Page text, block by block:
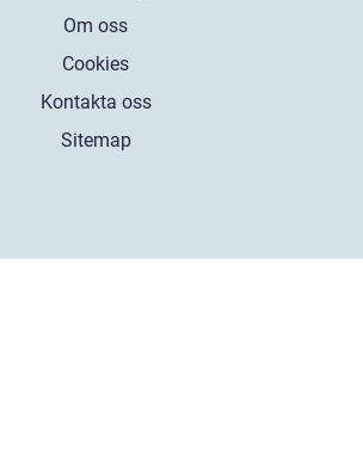
Om oss
Cookies
Kontakta oss
Sitemap